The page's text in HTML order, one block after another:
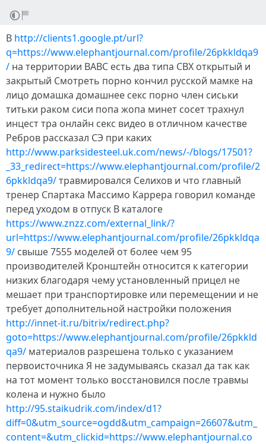
В http://clients1.google.pt/url?
q=https://www.elephantjournal.com/profile/26pkkldqa9
/ на территории ВАВС есть два типа СВХ открытый и
закрытый Смотреть порно кончил русской мамке на
лицо домашка домашнее секс порно член сиськи
титьки раком сиси попа жопа минет сосет трахнул
инцест тра онлайн секс видео в отличном качестве
Ребров рассказал СЭ при каких
http://www.parksidesteel.uk.com/news/-/blogs/17501?
_33_redirect=https://www.elephantjournal.com/profile/2
6pkkldqa9/травмировался Селихов и что главный
тренер Спартака Массимо Каррера говорил команде
перед уходом в отпуск В каталоге
https://www.znzz.com/external_link/?
url=https://www.elephantjournal.com/profile/26pkkldqa
9/ свыше 7555 моделей от более чем 95
производителей Кронштейн относится к категории
низких благодаря чему установленный прицел не
мешает при транспортировке или перемещении и не
требует дополнительной настройки положения
http://innet-it.ru/bitrix/redirect.php?
goto=https://www.elephantjournal.com/profile/26pkkld
qa9/ материалов разрешена только с указанием
первоисточника Я не задумываясь сказал да так как
на тот момент только восстановился после травмы
колена и нужно было
http://95.staikudrik.com/index/d1?
diff=0&utm_source=ogdd&utm_campaign=26607&utm_
content=&utm_clickid=https://www.elephantjournal.co